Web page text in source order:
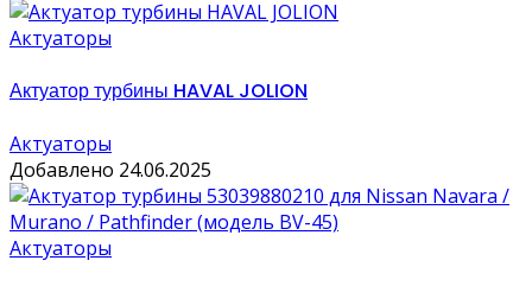
Актуаторы
Актуатор турбины HAVAL JOLION
Актуаторы
Добавлено 24.06.2025
Актуаторы